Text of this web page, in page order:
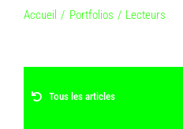
PasserAccueil Portfolios Lecteurs
Tous les articles